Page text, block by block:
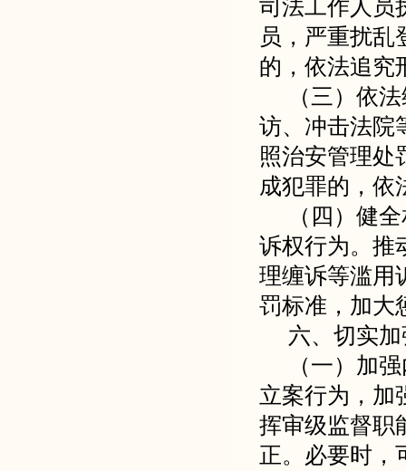
司法工作人员
员，严重扰乱
的，依法追究
（三）依
访、冲击法院
照治安管理处
成犯罪的，依
（四）健
诉权行为。推
理缠诉等滥用
罚标准，加大
六、切实
（一）加
立案行为，加
挥审级监督职
正。必要时，